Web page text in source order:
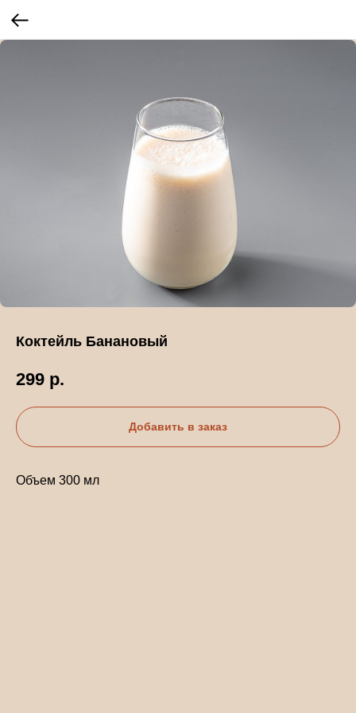
Коктейль Банановый
299 р.
Добавить в заказ
Объем 300 мл